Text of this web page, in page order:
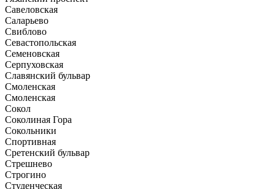
Савеловская
Саларьево
Свиблово
Севастопольская
Семеновская
Серпуховская
Славянский бульвар
Смоленская
Смоленская
Сокол
Соколиная Гора
Сокольники
Спортивная
Сретенский бульвар
Стрешнево
Строгино
Студенческая